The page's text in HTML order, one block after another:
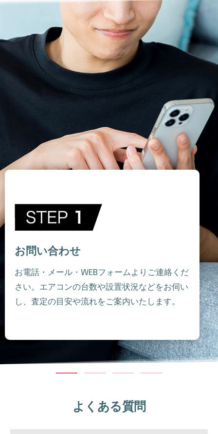
お問い合わせ
お電話・メール・WEBフォームよりご連絡くだ
さい。エアコンの台数や設置状況などをお伺い
し、査定の目安や流れをご案内いたします。
よくある質問